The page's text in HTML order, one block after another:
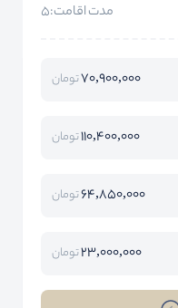
مدت اقامت:5
70,900,000تومان
110,400,000تومان
64,850,000تومان
23,000,000تومان